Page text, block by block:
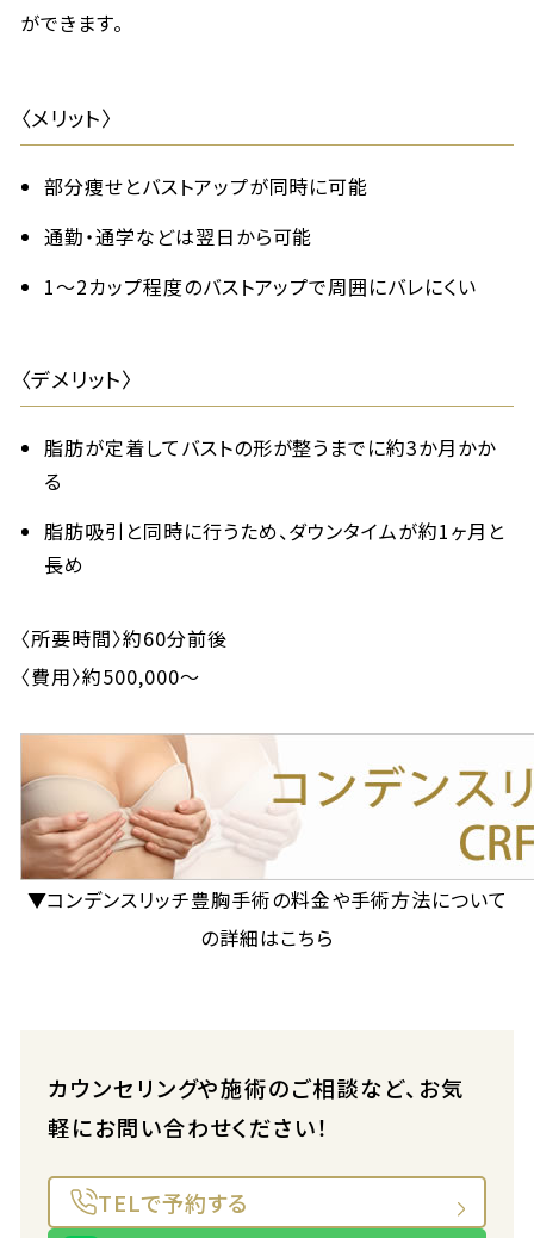
ができます。
〈メリット〉
部分痩せとバストアップが同時に可能
通勤・通学などは翌日から可能
1〜2カップ程度のバストアップで周囲にバレにくい
〈デメリット〉
脂肪が定着してバストの形が整うまでに約3か月かか
る
脂肪吸引と同時に行うため、ダウンタイムが約1ヶ月と
長め
〈所要時間〉約60分前後
〈費用〉約500,000～
▼コンデンスリッチ豊胸手術の料金や手術方法について
の詳細はこちら
カウンセリングや施術のご相談など、お気
軽にお問い合わせください！
TELで予約する